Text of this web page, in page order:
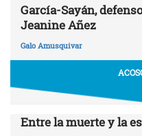
García-Sayán,
Jeanine Añez
Galo Amusquivar
Entre la muerte y la